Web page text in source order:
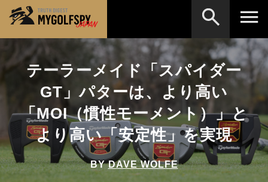
テーラーメイド「スパイダー
GT」パターは、より高い
「MOI（慣性モーメント）」と
より高い「安定性」を実現
BYDAVE WOLFE
MOST WANTED テストランキング
NEW RELEASES 新製品情報
HOW TO ゴルフ上達・実践テクニック
LAB テスト・データ検証
Golf News ゴルフニュース
※メーカー名やクラブ名など、検索したい事柄を入
力してください。
検索